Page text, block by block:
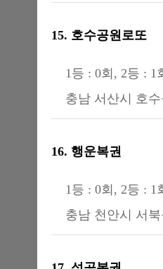
15. 호수공원로또
1등 : 0회, 2등 : 1
충남 서산시 호수
16. 행운복권
1등 : 0회, 2등 : 1
충남 천안시 서